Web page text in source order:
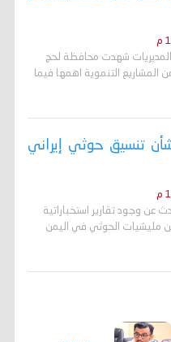
شهدت محافظة لحج
المشاريع التنموية اهمها فيما
تنسيق حوثي إيراني
وجود تقارير استخباراتية
مليشيات الحوثي في اليمن